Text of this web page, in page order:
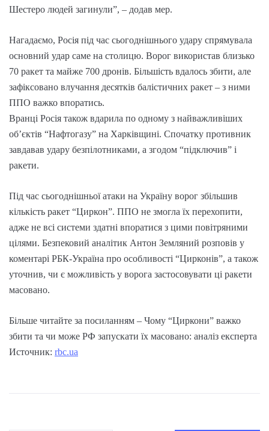
Шестеро людей загинули”, – додав мер.
Нагадаємо, Росія під час сьогоднішнього удару спрямувала
основний удар саме на столицю. Ворог використав близько
70 ракет та майже 700 дронів. Більшість вдалось збити, але
зафіксовано влучання десятків балістичних ракет – з ними
ППО важко впоратись.
Вранці Росія також вдарила по одному з найважливіших
об’єктів “Нафтогазу” на Харківщині. Спочатку противник
завдавав удару безпілотниками, а згодом “підключив” і
ракети.
Під час сьогоднішньої атаки на Україну ворог збільшив
кількість ракет “Циркон”. ППО не змогла їх перехопити,
адже не всі системи здатні впоратися з цими повітряними
цілями. Безпековий аналітик Антон Земляний розповів у
коментарі РБК-Україна про особливості “Цирконів”, а також
уточнив, чи є можливість у ворога застосовувати ці ракети
масовано.
Більше читайте за посиланням – Чому “Циркони” важко
збити та чи може РФ запускати їх масовано: аналіз експерта
Источник: rbc.ua